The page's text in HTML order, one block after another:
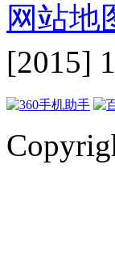
网站地
[2015]